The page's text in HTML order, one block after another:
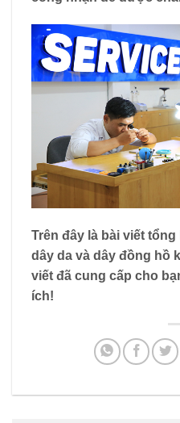
Trên đây là bài viết
dây da và dây đồng hồ
viết đã cung cấp cho
ích!